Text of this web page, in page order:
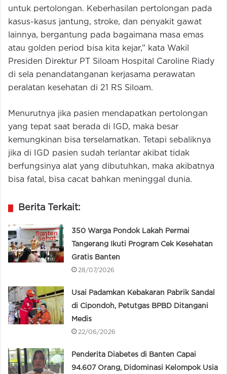
untuk pertolongan. Keberhasilan pertolongan pada
kasus-kasus jantung, stroke, dan penyakit gawat
lainnya, bergantung pada bagaimana masa emas
atau golden period bisa kita kejar,” kata Wakil
Presiden Direktur PT Siloam Hospital Caroline Riady
di sela penandatanganan kerjasama perawatan
peralatan kesehatan di 21 RS Siloam.
Menurutnya jika pasien mendapatkan pertolongan
yang tepat saat berada di IGD, maka besar
kemungkinan bisa terselamatkan. Tetapi sebaliknya
jika di IGD pasien sudah terlantar akibat tidak
berfungsinya alat yang dibutuhkan, maka akibatnya
bisa fatal, bisa cacat bahkan meninggal dunia.
Berita Terkait:
350 Warga Pondok Lakah Permai
Tangerang Ikuti Program Cek Kesehatan
Gratis Banten
28/07/2026
Usai Padamkan Kebakaran Pabrik Sandal
di Cipondoh, Petutgas BPBD Ditangani
Medis
22/06/2026
Penderita Diabetes di Banten Capai
94.607 Orang, Didominasi Kelompok Usia